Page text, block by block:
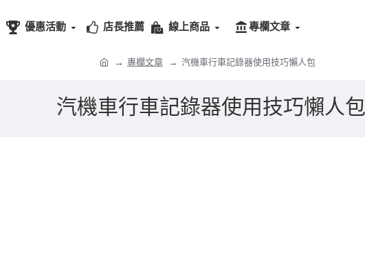
優惠活動 店長推薦 線上商品 專欄文章
專欄文章 汽機車行車記錄器使用技巧懶人包
汽機車行車記錄器使用技巧懶人包